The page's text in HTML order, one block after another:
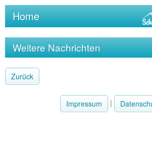
Home
Weitere Nachrichten
Zurück
Impressum |